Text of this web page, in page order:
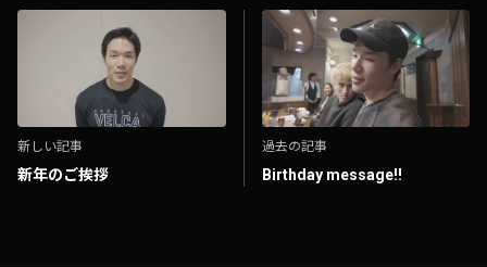
新しい記事
新年のご挨拶
過去の記事
Birthday message!!